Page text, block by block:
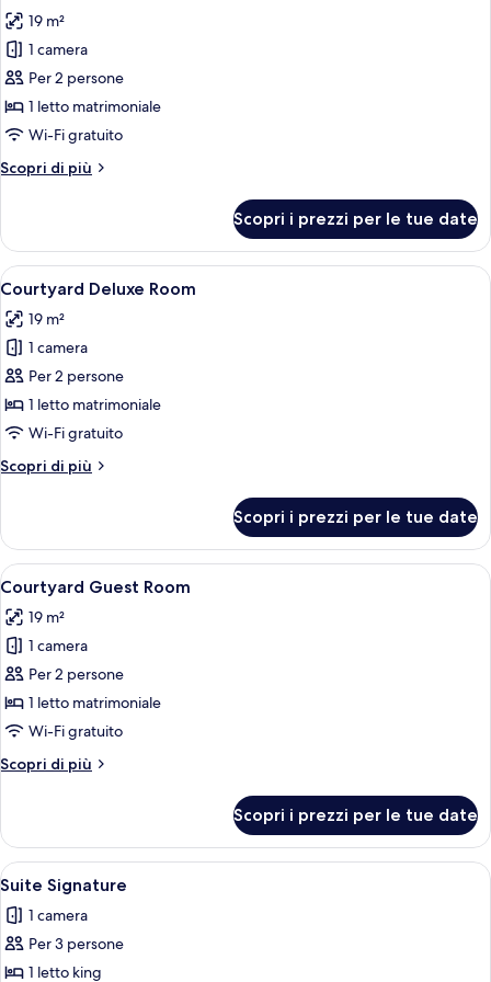
le
foto
per
Mansion
House
19 m²
1 camera
Per 2 persone
1 letto matrimoniale
Wi-Fi gratuito
Scopri di più
Altri
House
Deluxe
Scopri i prezzi per le tue date
Apri
tutte
le
foto
per
Courtyard
Deluxe
Un grande edificio storico con
3
Courtyard Deluxe Room
19 m²
1 camera
Per 2 persone
1 letto matrimoniale
Wi-Fi gratuito
Scopri di più
Altri
Deluxe
Room
Scopri i prezzi per le tue date
Apri
tutte
le
foto
per
Courtyard
Guest
Un grande edificio storico con un
5
Courtyard Guest Room
19 m²
1 camera
Per 2 persone
1 letto matrimoniale
Wi-Fi gratuito
Scopri di più
Altri
Guest
Room
Scopri i prezzi per le tue date
Apri
tutte
le
foto
per
Camera d'albergo con un letto
1
Suite Signature
1 camera
Per 3 persone
1 letto king